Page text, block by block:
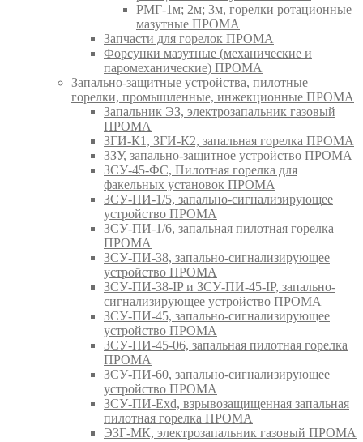
РМГ-1м; 2м; 3м, горелки ротационные
мазутные ПРОМА
Запчасти для горелок ПРОМА
Форсунки мазутные (механические и
паромеханические) ПРОМА
Запально-защитные устройства, пилотные
горелки, промышленные, инжекционные ПРОМА
Запальник ЭЗ, электрозапальник газовый
ПРОМА
ЗГИ-К1, ЗГИ-К2, запальная горелка ПРОМА
ЗЗУ, запально-защитное устройство ПРОМА
ЗСУ-45-ФС, Пилотная горелка для
факельных установок ПРОМА
ЗСУ-ПИ-1/5, запально-сигнализирующее
устройство ПРОМА
ЗСУ-ПИ-1/6, запальная пилотная горелка
ПРОМА
ЗСУ-ПИ-38, запально-сигнализирующее
устройство ПРОМА
ЗСУ-ПИ-38-IP и ЗСУ-ПИ-45-IP, запально-
сигнализирующее устройство ПРОМА
ЗСУ-ПИ-45, запально-сигнализирующее
устройство ПРОМА
ЗСУ-ПИ-45-06, запальная пилотная горелка
ПРОМА
ЗСУ-ПИ-60, запально-сигнализирующее
устройство ПРОМА
ЗСУ-ПИ-Exd, взрывозащищенная запальная
пилотная горелка ПРОМА
ЭЗГ-МК, электрозапальник газовый ПРОМА